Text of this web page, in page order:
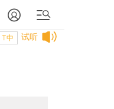
试听
T中